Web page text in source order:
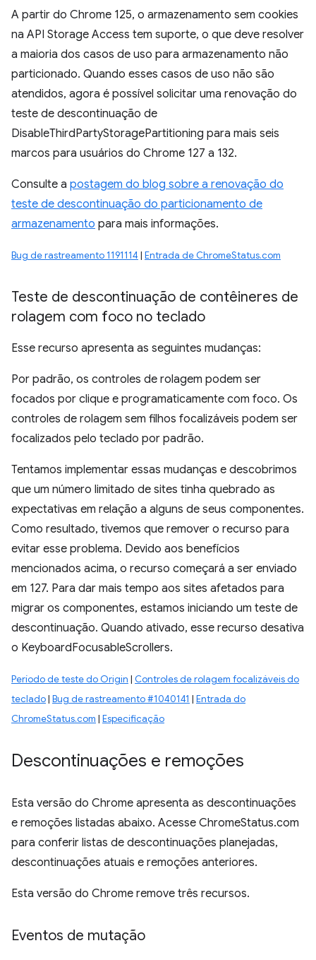
A partir do Chrome 125, o armazenamento sem cookies
na API Storage Access tem suporte, o que deve resolver
a maioria dos casos de uso para armazenamento não
particionado. Quando esses casos de uso não são
atendidos, agora é possível solicitar uma renovação do
teste de descontinuação de
DisableThirdPartyStoragePartitioning para mais seis
marcos para usuários do Chrome 127 a 132.
Consulte a postagem do blog sobre a renovação do
teste de descontinuação do particionamento de
armazenamento para mais informações.
Bug de rastreamento 1191114 | Entrada de ChromeStatus.com
Teste de descontinuação de contêineres de
rolagem com foco no teclado
Esse recurso apresenta as seguintes mudanças:
Por padrão, os controles de rolagem podem ser
focados por clique e programaticamente com foco. Os
controles de rolagem sem filhos focalizáveis podem ser
focalizados pelo teclado por padrão.
Tentamos implementar essas mudanças e descobrimos
que um número limitado de sites tinha quebrado as
expectativas em relação a alguns de seus componentes.
Como resultado, tivemos que remover o recurso para
evitar esse problema. Devido aos benefícios
mencionados acima, o recurso começará a ser enviado
em 127. Para dar mais tempo aos sites afetados para
migrar os componentes, estamos iniciando um teste de
descontinuação. Quando ativado, esse recurso desativa
o KeyboardFocusableScrollers.
Período de teste do Origin | Controles de rolagem focalizáveis do
teclado| Bug de rastreamento #1040141 | Entrada do
ChromeStatus.com | Especificação
Descontinuações e remoções
Esta versão do Chrome apresenta as descontinuações
e remoções listadas abaixo. Acesse ChromeStatus.com
para conferir listas de descontinuações planejadas,
descontinuações atuais e remoções anteriores.
Esta versão do Chrome remove três recursos.
Eventos de mutação